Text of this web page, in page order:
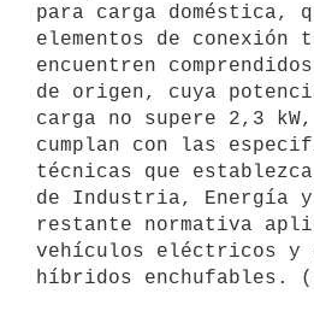
para carga doméstica,
elementos de conexión
encuentren
de origen, cuya
carga no supere 2,3
cumplan con las
técnicas que
de Industria, Energía
restante normativa
vehículos eléctricos y
híbridos enchufables.